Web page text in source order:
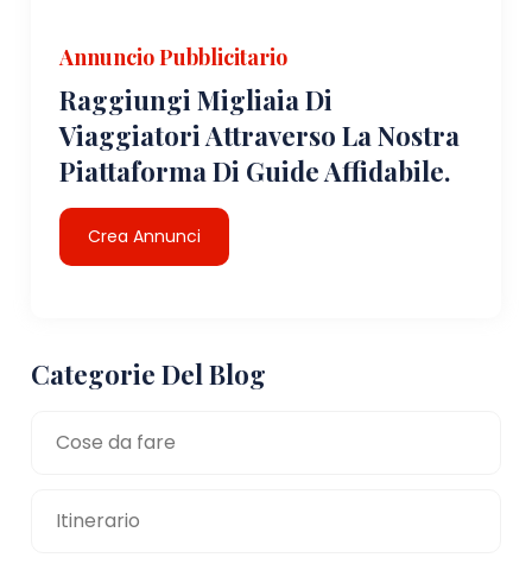
Annuncio Pubblicitario
Raggiungi Migliaia Di
Viaggiatori Attraverso La Nostra
Piattaforma Di Guide Affidabile.
Crea Annunci
Categorie Del Blog
Cose da fare
Itinerario